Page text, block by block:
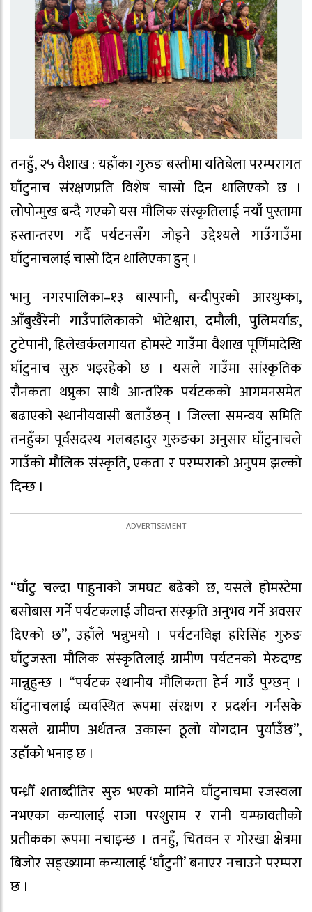
तनहुँ, २५ वैशाख : यहाँका गुरुङ बस्तीमा यतिबेला परम्परागत
घाँटुनाच संरक्षणप्रति विशेष चासो दिन थालिएको छ ।
लोपोन्मुख बन्दै गएको यस मौलिक संस्कृतिलाई नयाँ पुस्तामा
हस्तान्तरण गर्दै पर्यटनसँग जोड्ने उद्देश्यले गाउँगाउँमा
घाँटुनाचलाई चासो दिन थालिएका हुन् ।
भानु नगरपालिका–१३ बास्पानी, बन्दीपुरको आरथुम्का,
आँबुखैरेनी गाउँपालिकाको भोटेश्वारा, दमौली, पुलिमर्याङ,
टुटेपानी, हिलेखर्कलगायत होमस्टे गाउँमा वैशाख पूर्णिमादेखि
घाँटुनाच सुरु भइरहेको छ । यसले गाउँमा सांस्कृतिक
रौनकता थप्नुका साथै आन्तरिक पर्यटकको आगमनसमेत
बढाएको स्थानीयवासी बताउँछन् । जिल्ला समन्वय समिति
तनहुँका पूर्वसदस्य गलबहादुर गुरुङका अनुसार घाँटुनाचले
गाउँको मौलिक संस्कृति, एकता र परम्पराको अनुपम झल्को
दिन्छ ।
“घाँटु चल्दा पाहुनाको जमघट बढेको छ, यसले होमस्टेमा
बसोबास गर्ने पर्यटकलाई जीवन्त संस्कृति अनुभव गर्ने अवसर
दिएको छ”, उहाँले भन्नुभयो । पर्यटनविज्ञ हरिसिंह गुरुङ
घाँटुजस्ता मौलिक संस्कृतिलाई ग्रामीण पर्यटनको मेरुदण्ड
मान्नुहुन्छ । “पर्यटक स्थानीय मौलिकता हेर्न गाउँ पुग्छन् ।
घाँटुनाचलाई व्यवस्थित रूपमा संरक्षण र प्रदर्शन गर्नसके
यसले ग्रामीण अर्थतन्त्र उकास्न ठूलो योगदान पुर्याउँछ”,
उहाँको भनाइ छ ।
पन्ध्रौँ शताब्दीतिर सुरु भएको मानिने घाँटुनाचमा रजस्वला
नभएका कन्यालाई राजा परशुराम र रानी यम्फावतीको
प्रतीकका रूपमा नचाइन्छ । तनहुँ, चितवन र गोरखा क्षेत्रमा
बिजोर सङ्ख्यामा कन्यालाई ‘घाँटुनी’ बनाएर नचाउने परम्परा
छ ।